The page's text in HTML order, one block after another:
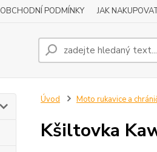
OBCHODNÍ PODMÍNKY JAK
Úvod Moto rukavice a
Kšiltovka